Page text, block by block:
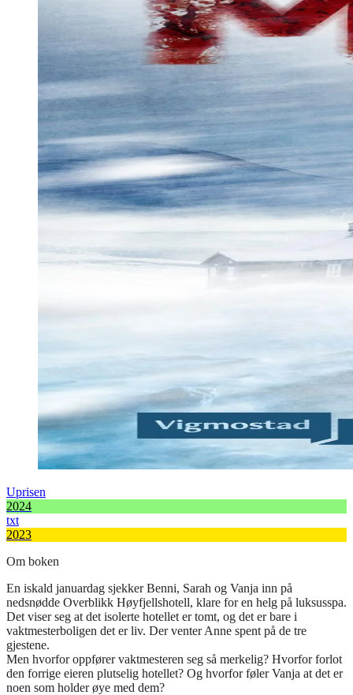
Uprisen
2024
txt
2023
Om boken
En iskald januardag sjekker Benni, Sarah og Vanja inn på
nedsnødde Overblikk Høyfjellshotell, klare for en helg på luksusspa.
Det viser seg at det isolerte hotellet er tomt, og det er bare i
vaktmesterboligen det er liv. Der venter Anne spent på de tre
gjestene.
Men hvorfor oppfører vaktmesteren seg så merkelig? Hvorfor forlot
den forrige eieren plutselig hotellet? Og hvorfor føler Vanja at det er
noen som holder øye med dem?